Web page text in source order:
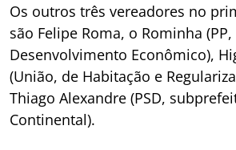
Os outros três vereadores no
são Felipe Roma, o Rominha
Desenvolvimento Econômico),
(União, de Habitação e
Thiago Alexandre (PSD,
Continental).